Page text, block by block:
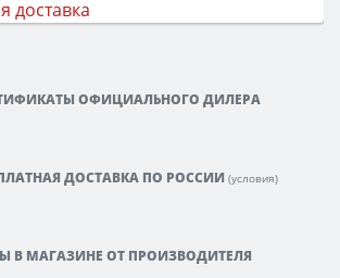
ОФИЦИАЛЬНОГО ДИЛЕРА
ДОСТАВКА ПО РОССИИ (условия)
В МАГАЗИНЕ ОТ ПРОИЗВОДИТЕЛЯ